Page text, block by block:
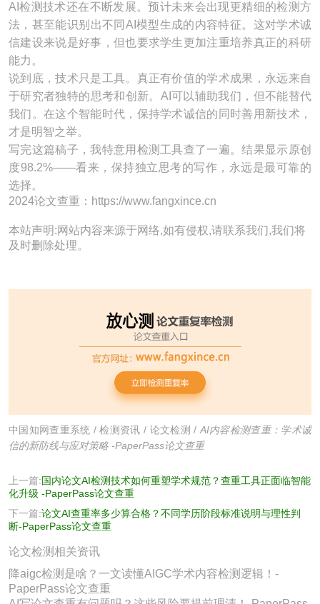
AI检测技术还在不断发展。预计未来会出现更精细的检测方
法，甚至能识别出不同AI模型生成的内容特征。这对学术诚
信建设来说是好事，但也要求学生更加注重培养真正的科研
能力。
说到底，技术只是工具。真正有价值的学术成果，永远来自
于研究者独特的思考和创新。AI可以辅助我们，但不能替代
我们。在这个智能时代，保持学术诚信的同时善用新技术，
才是明智之举。
写完这篇稿子，我特意用检测工具查了一遍。结果显示原创
度98.2%——看来，保持独立思考的写作，永远是最可靠的
选择。
2024论文查重：https://www.fangxince.cn
本站声明:网站内容来源于网络,如有侵权,请联系我们,我们将
及时删除处理。
中国知网查重系统 /检测资讯 / 论文检测 /AI内容检测查重：学术诚
信的新防线与应对策略 -PaperPass论文查重
上一篇:国内论文AI检测技术如何重塑学术规范？查重工具正面临智能
化升级 -PaperPass论文查重
下一篇:论文AI查重率多少算合格？不同学历阶段标准说明与理性判
断-PaperPass论文查重
论文检测相关资讯
降aigc检测是啥？一文读懂AIGC学术内容检测逻辑！-
PaperPass论文查重